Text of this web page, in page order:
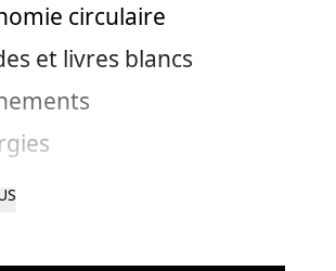
circulaire
et livres blancs